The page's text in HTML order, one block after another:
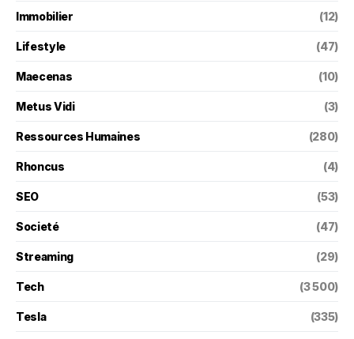
Immobilier (12)
Lifestyle (47)
Maecenas (10)
Metus Vidi (3)
Ressources Humaines (280)
Rhoncus (4)
SEO (53)
Societé (47)
Streaming (29)
Tech (3 500)
Tesla (335)